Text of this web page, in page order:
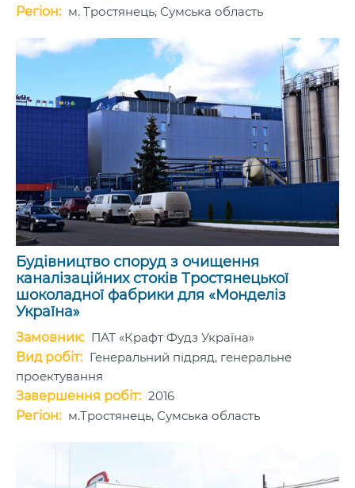
Регіон: м. Тростянець, Сумська область
Будівництво споруд з очищення
каналізаційних стоків Тростянецької
шоколадної фабрики для «Монделіз
Україна»
Замовник: ПАТ «Крафт Фудз Україна»
Вид робіт: Генеральний підряд, генеральне
проектування
Завершення робіт: 2016
Регіон: м.Тростянець, Сумська область